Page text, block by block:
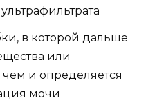
в которой дальше
или
чем и определяется
мочи